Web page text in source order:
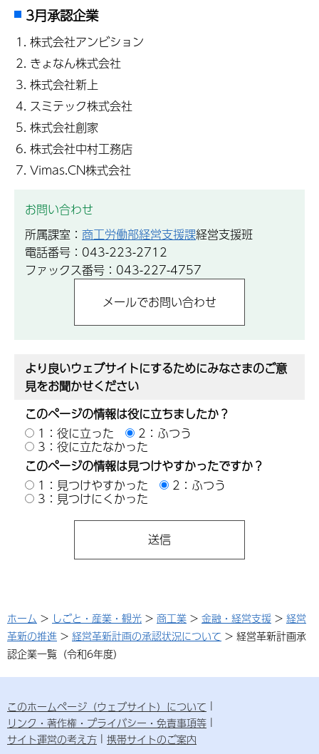
3月承認企業
株式会社アンビション
きょなん株式会社
株式会社新上
スミテック株式会社
株式会社創家
株式会社中村工務店
Vimas.CN株式会社
お問い合わせ
所属課室： 商工労働部経営支援課経営支援班
電話番号：043-223-2712
ファックス番号：043-227-4757
より良いウェブサイトにするためにみなさまのご意
見をお聞かせください
このページの情報は役に立ちましたか？
1：役に立った
2：ふつう
3：役に立たなかった
このページの情報は見つけやすかったですか？
1：見つけやすかった
2：ふつう
3：見つけにくかった
ホーム > しごと・産業・観光 > 商工業 > 金融・経営支援 > 経営
革新の推進 > 経営革新計画の承認状況について > 経営革新計画承
認企業一覧（令和6年度）
このホームページ（ウェブサイト）について
リンク・著作権・プライバシー・免責事項等
サイト運営の考え方
携帯サイトのご案内